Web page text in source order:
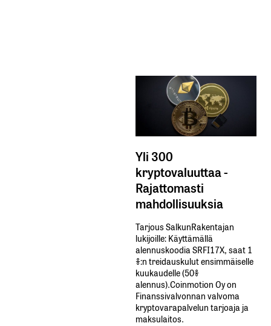
Yli 300
kryptovaluuttaa -
Rajattomasti
mahdollisuuksia
Tarjous SalkunRakentajan
lukijoille: Käyttämällä​ ​
alennuskoodia​ ​SRFI17X,​ ​saat​ ​1
%:n treidauskulut​ ​ensimmäiselle​ ​
kuukaudelle​ ​(50%​ ​
alennus).Coinmotion Oy on
Finanssivalvonnan valvoma
kryptovarapalvelun tarjoaja ja
maksulaitos.